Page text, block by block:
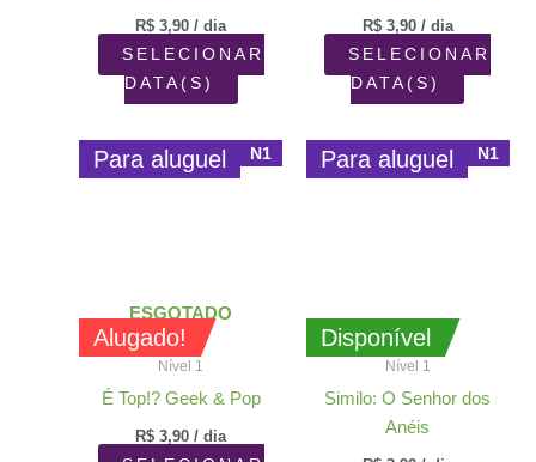
R$ 3,90 / dia
SELECIONAR
DATA(S)
R$3,90/ dia
SELECIONAR
DATA(S)
Alugado!
Para aluguel N1
ESGOTADO
Nível 1
É Top!? Geek & Pop
R$ 3,90 / dia
Disponível
Para aluguel N1
Nível 1
Similo: O Senhor dos
Anéis